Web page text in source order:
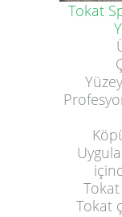
Tokat
Tokat
Tokat